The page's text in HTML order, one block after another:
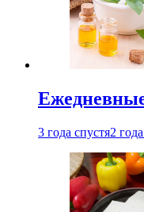
3 года спустя2